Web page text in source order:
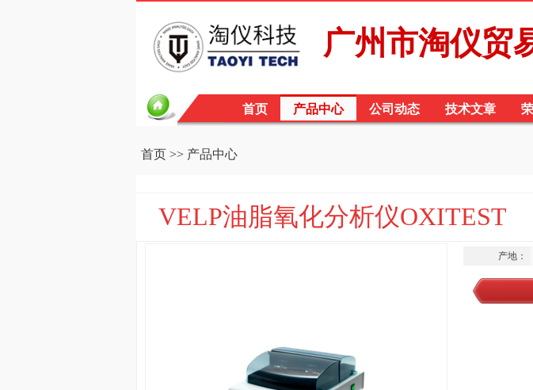
广州市淘仪贸
首页 产品中心 公司动态 技术文章
首页 >> 产品中心
VELP油脂氧化分析仪OXITEST
产地：